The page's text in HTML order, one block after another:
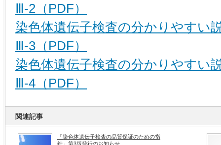
Ⅲ-2（PDF）
染色体遺伝子検査の分かりやすい
Ⅲ-3（PDF）
染色体遺伝子検査の分かりやすい
Ⅲ-4（PDF）
関連記事
「染色体遺伝子検査の品質保証のための指
針」第3版発行のお知らせ